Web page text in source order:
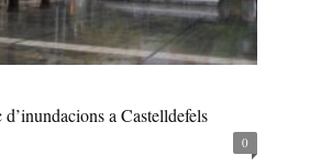
a Castelldefels
0